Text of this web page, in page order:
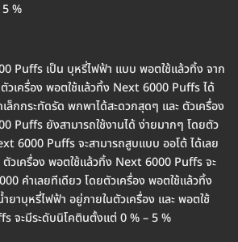
%
Puffs เป็น บุหรี่ไฟฟ้า แบบ พอตใช้แล้วทิ้ง จาก
วเครื่อง พอตใช้แล้วทิ้ง Next 6000 Puffs ได้
ล็กกระทัดรัด พกพาได้สะดวกสุดๆ และ ตัวเครื่อง
Puffs ยังสามารถใช้งานได้ ง่ายมากๆ โดยตัว
6000 Puffs จะสามารถสูบแบบ ออโต้ ได้เลย
วเครื่อง พอตใช้แล้วทิ้ง Next 6000 Puffs จะ
คำเลยทีเดียว โดยตัวเครื่อง พอตใช้แล้วทิ้ง
าบุหรี่ไฟฟ้า อยู่ภายในตัวเครื่อง และ พอตใช้
จะมีระดับนิโคตินตั้งแต่ 0 % – 5 %